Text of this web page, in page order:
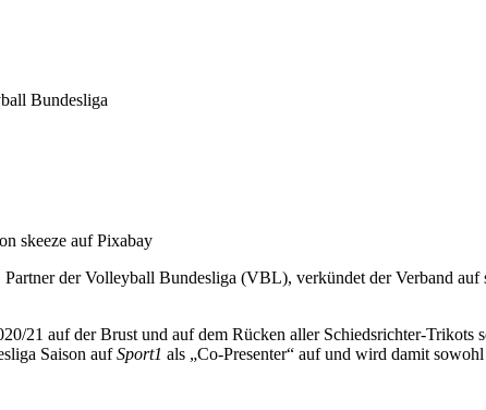
Bundesliga
skeeze auf Pixabay
der Volleyball Bundesliga (VBL), verkündet der Verband auf
21 auf der Brust und auf dem Rücken aller Schiedsrichter-
Saison aufSport1 als „Co-Presenter“ auf und wird damit